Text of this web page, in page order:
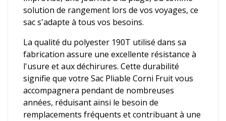
solution de rangement lors de vos voyages, ce
sac s'adapte à tous vos besoins.
La qualité du polyester 190T utilisé dans sa
fabrication assure une excellente résistance à
l'usure et aux déchirures. Cette durabilité
signifie que votre Sac Pliable Corni Fruit vous
accompagnera pendant de nombreuses
années, réduisant ainsi le besoin de
remplacements fréquents et contribuant à une